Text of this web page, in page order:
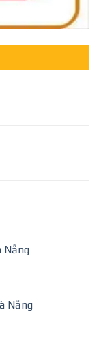
Nẵng
Nẵng